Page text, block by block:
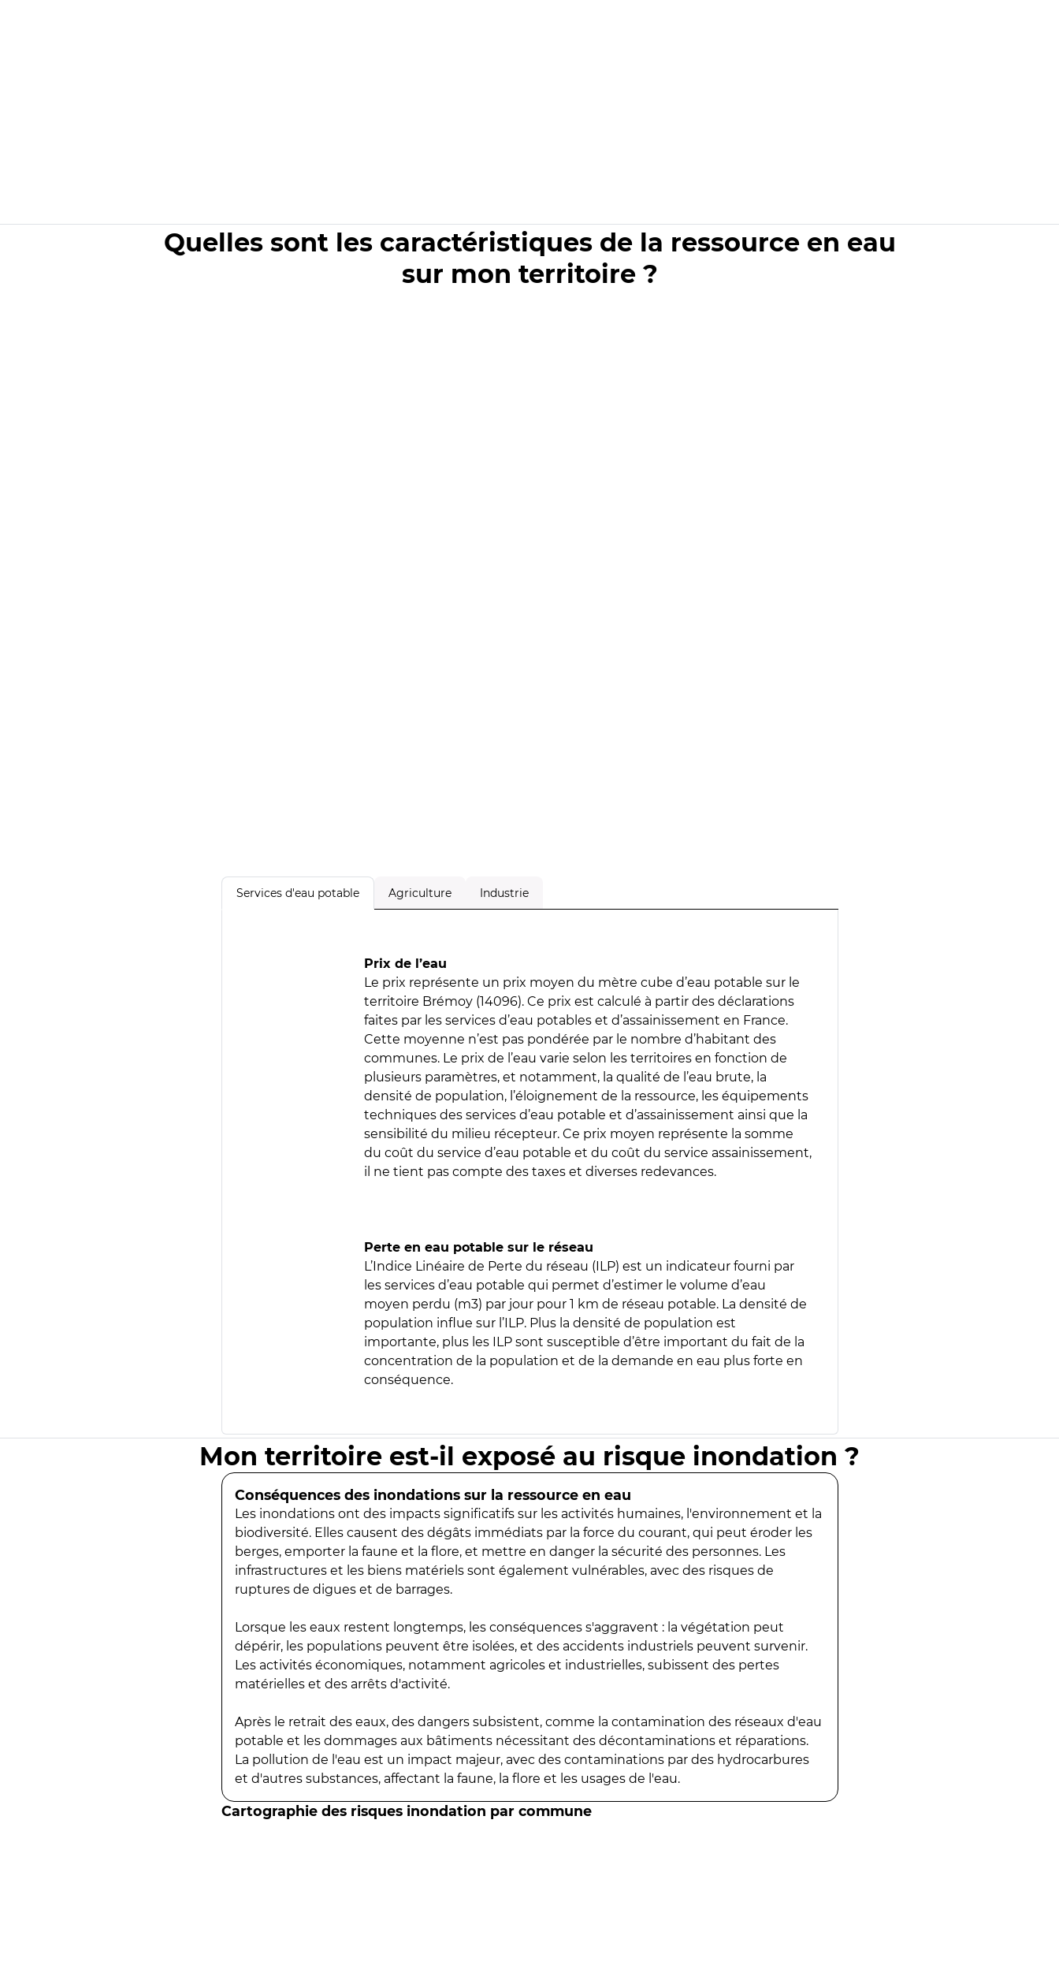
Quelles sont les caractéristiques de la ressource en eau
sur mon territoire ?
Services d'eau potable Agriculture Industrie
Prix de l’eau
Le prix représente un prix moyen du mètre cube d’eau potable sur le
territoire Brémoy (14096). Ce prix est calculé à partir des déclarations
faites par les services d’eau potables et d’assainissement en France.
Cette moyenne n’est pas pondérée par le nombre d’habitant des
communes. Le prix de l’eau varie selon les territoires en fonction de
plusieurs paramètres, et notamment, la qualité de l’eau brute, la
densité de population, l’éloignement de la ressource, les équipements
techniques des services d’eau potable et d’assainissement ainsi que la
sensibilité du milieu récepteur. Ce prix moyen représente la somme
du coût du service d’eau potable et du coût du service assainissement,
il ne tient pas compte des taxes et diverses redevances.
Perte en eau potable sur le réseau
L’Indice Linéaire de Perte du réseau (ILP) est un indicateur fourni par
les services d’eau potable qui permet d’estimer le volume d’eau
moyen perdu (m3) par jour pour 1 km de réseau potable. La densité de
population influe sur l’ILP. Plus la densité de population est
importante, plus les ILP sont susceptible d’être important du fait de la
concentration de la population et de la demande en eau plus forte en
conséquence.
Mon territoire est-il exposé au risque inondation ?
Conséquences des inondations sur la ressource en eau
Les inondations ont des impacts significatifs sur les activités humaines, l'environnement et la
biodiversité. Elles causent des dégâts immédiats par la force du courant, qui peut éroder les
berges, emporter la faune et la flore, et mettre en danger la sécurité des personnes. Les
infrastructures et les biens matériels sont également vulnérables, avec des risques de
ruptures de digues et de barrages.
Lorsque les eaux restent longtemps, les conséquences s'aggravent : la végétation peut
dépérir, les populations peuvent être isolées, et des accidents industriels peuvent survenir.
Les activités économiques, notamment agricoles et industrielles, subissent des pertes
matérielles et des arrêts d'activité.
Après le retrait des eaux, des dangers subsistent, comme la contamination des réseaux d'eau
potable et les dommages aux bâtiments nécessitant des décontaminations et réparations.
La pollution de l'eau est un impact majeur, avec des contaminations par des hydrocarbures
et d'autres substances, affectant la faune, la flore et les usages de l'eau.
Cartographie des risques inondation par commune